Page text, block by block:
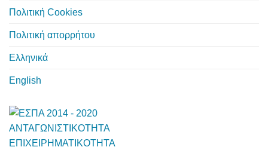
Πολιτική Cookies
Πολιτική απορρήτου
Ελληνικά
English